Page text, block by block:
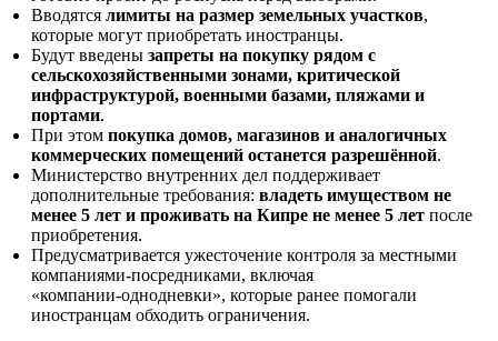
Вводятся лимиты на размер земельных участков,
которые могут приобретать иностранцы.
Будут введены запреты на покупку рядом с
сельскохозяйственными зонами, критической
инфраструктурой, военными базами, пляжами и
портами.
При этом покупка домов, магазинов и аналогичных
коммерческих помещений останется разрешённой.
Министерство внутренних дел поддерживает
дополнительные требования: владеть имуществом не
менее 5 лет и проживать на Кипре не менее 5 лет после
приобретения.
Предусматривается ужесточение контроля за местными
компаниями‑посредниками, включая
«компании‑однодневки», которые ранее помогали
иностранцам обходить ограничения.